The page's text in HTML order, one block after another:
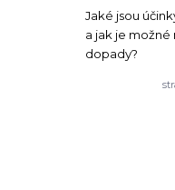
Jaké jsou
a jak je
dopady?